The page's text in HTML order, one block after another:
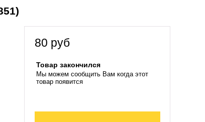
80 руб
Товар закончился
Мы можем сообщить Вам когда этот
товар появится